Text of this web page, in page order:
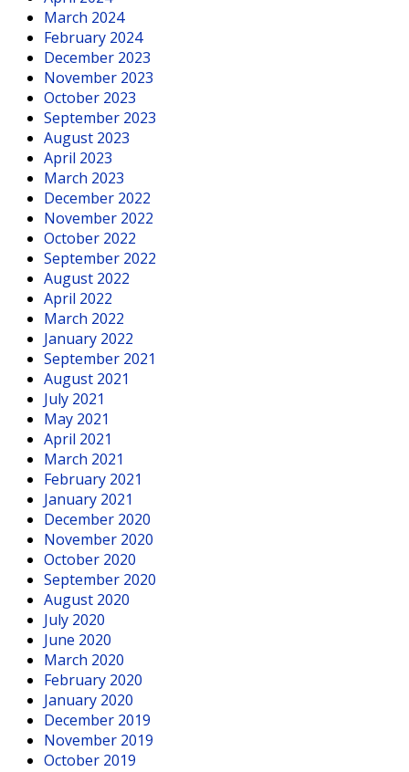
March 2024
February 2024
December 2023
November 2023
October 2023
September 2023
August 2023
April 2023
March 2023
December 2022
November 2022
October 2022
September 2022
August 2022
April 2022
March 2022
January 2022
September 2021
August 2021
July 2021
May 2021
April 2021
March 2021
February 2021
January 2021
December 2020
November 2020
October 2020
September 2020
August 2020
July 2020
June 2020
March 2020
February 2020
January 2020
December 2019
November 2019
October 2019